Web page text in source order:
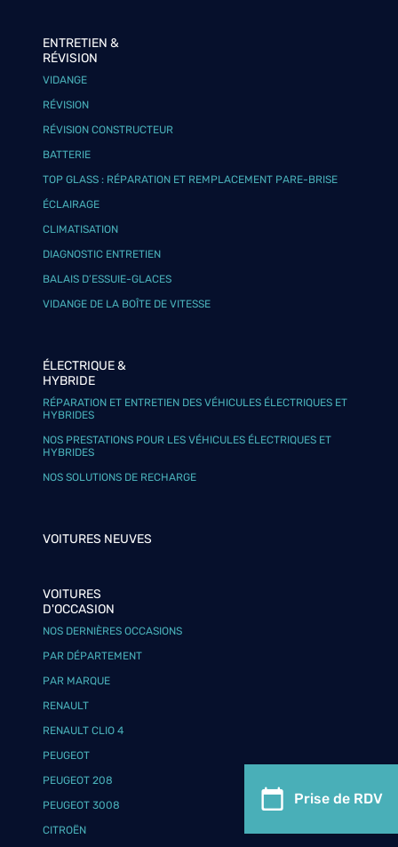
Prise de RDV
ENTRETIEN &
RÉVISION
VIDANGE
RÉVISION
RÉVISION CONSTRUCTEUR
BATTERIE
TOP GLASS : RÉPARATION ET REMPLACEMENT PARE-BRISE
ÉCLAIRAGE
CLIMATISATION
DIAGNOSTIC ENTRETIEN
BALAIS D’ESSUIE-GLACES
VIDANGE DE LA BOÎTE DE VITESSE
ÉLECTRIQUE &
HYBRIDE
RÉPARATION ET ENTRETIEN DES VÉHICULES ÉLECTRIQUES ET
HYBRIDES
NOS PRESTATIONS POUR LES VÉHICULES ÉLECTRIQUES ET
HYBRIDES
NOS SOLUTIONS DE RECHARGE
VOITURES NEUVES
VOITURES
D'OCCASION
NOS DERNIÈRES OCCASIONS
PAR DÉPARTEMENT
PAR MARQUE
RENAULT
RENAULT CLIO 4
PEUGEOT
PEUGEOT 208
PEUGEOT 3008
CITROËN